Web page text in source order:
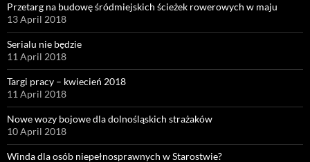
Przetarg na budowę śródmiejskich ścieżek rowerowych w maju
13 April 2018
Serialu nie będzie
11 April 2018
Targi pracy – kwiecień 2018
11 April 2018
Nowe wozy bojowe dla dolnośląskich strażaków
10 April 2018
Winda dla osób niepełnosprawnych w Starostwie?